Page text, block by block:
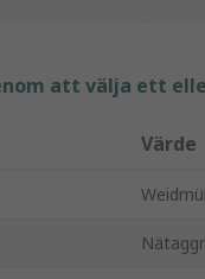
att välja ett
Värde